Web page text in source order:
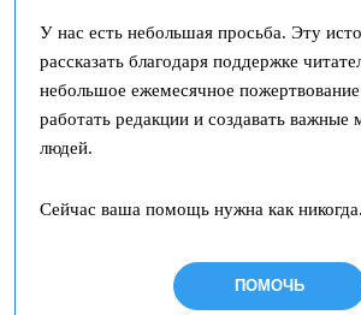
У нас есть небольшая просьба. Эту
рассказать благодаря поддержке
небольшое ежемесячное
работать редакции и создавать важные
людей.
Сейчас ваша помощь нужна как никогда.
ПОМОЧЬ